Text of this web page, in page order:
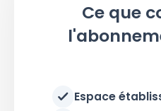
Ce que
Espace